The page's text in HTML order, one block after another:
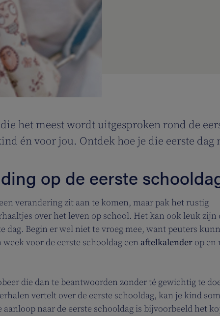
die het meest wordt uitgesproken rond de
én voor jou. Ontdek hoe je die eerste dag
op de eerste
verandering zit aan te komen, maar pak het rustig
over het leven op school. Het kan ook leuk zijn
dag. Begin er wel niet te vroeg mee, want peuters
voor de eerste schooldag een aftelkalender op en
die dan te beantwoorden zonder té gewichtig te
vertelt over de eerste schooldag, kan je kind
naar de eerste schooldag is bijvoorbeeld het